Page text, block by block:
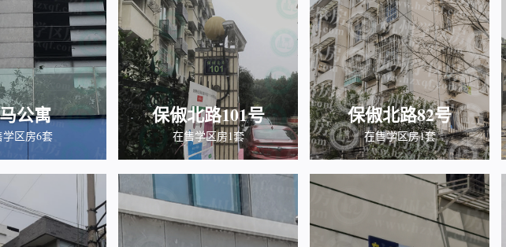
公寓
学区房6套
保俶北路101号
在售学区房1套
保俶北路82号
在售学区房1套